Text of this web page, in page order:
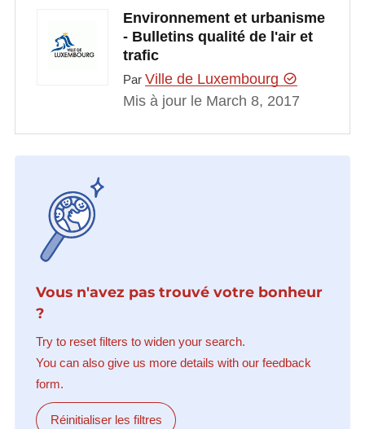
Environnement et urbanisme
- Bulletins qualité de l'air et
trafic
Par Ville de Luxembourg
Mis à jour le March 8, 2017
Vous n'avez pas trouvé votre bonheur
?
Try to reset filters to widen your search.
You can also give us more details with our feedback
form.
Réinitialiser les filtres